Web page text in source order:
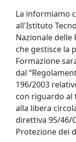
La informiamo
all'Istituto
Nazionale delle
che gestisce la
Formazione
dal
196/2003
con riguardo al
alla libera
direttiva 95/46/
Protezione dei